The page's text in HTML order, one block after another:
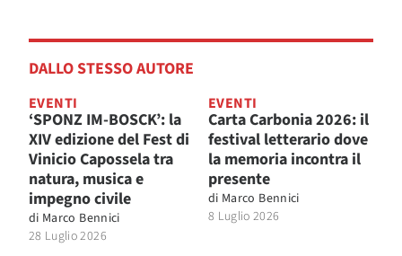
DALLO STESSO AUTORE
EVENTI
‘SPONZ IM-BOSCK’: la
XIV edizione del Fest di
Vinicio Capossela tra
natura, musica e
impegno civile
di Marco Bennici
28 Luglio 2026
EVENTI
Carta Carbonia 2026: il
festival letterario dove
la memoria incontra il
presente
di Marco Bennici
8 Luglio 2026